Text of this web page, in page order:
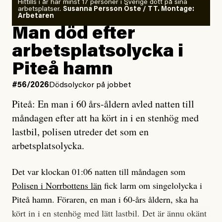
Vem är det som Dagens ETC skriver för?
Vad betyder det att vara en röd, grön och oberoende
tidning?
Vad är bra journalistik?
Ett försök till korta svar som jag hoppas kan förtydliga
för Kuhn och Sassarinis-McGowan och andra hur jag
som chefredaktör ser på Dagens ETC:s uppdrag och
roll.
Vi skriver för våra läsare som vill bli informerade,
överraskade, bekräftade, utmanade – och som kräver
att vi granskar allt och alla.
så säger jag tvärtemot.
Jag lärde mig renovera
enligt uråldrig metod
och lade min sista ungdom
på att laga en gammal bod.
Jag sökte ljuset och meningen,
efter det som var rent, rätt och sant,
och aldrig såg jag det klarare än
när jag ombord på bussen hjälpte en tant.
#23/2026Intervjun
Jesper Lundby: ”Livet i sig
är ganska politiskt”
Hittills i år har minst 17 personer i Sverige dött på sina
arbetsplatser. Susanna Persson Öste / TT. Montage:
Arbetaren
Man död efter
arbetsplatsolycka i
Piteå hamn
#56/2026 Dödsolyckor på jobbet
Piteå: En man i 60 års-åldern avled natten till
måndagen efter att ha kört in i en stenhög med
lastbil, polisen utreder det som en
arbetsplatsolycka.
Det var klockan 01:06 natten till måndagen som
Polisen i Norrbottens län fick larm om singelolycka i
Piteå hamn. Föraren, en man i 60-års åldern, ska ha
kört in i en stenhög med lätt lastbil. Det är ännu okänt